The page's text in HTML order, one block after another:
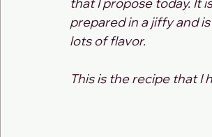
prepared in a jiffy and
lots of flavor.
This is the recipe that I